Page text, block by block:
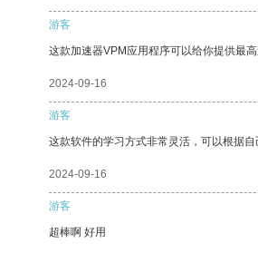
游客
这款加速器VPM应用程序可以给你提供最
2024-09-16
游客
这款软件的学习方式非常灵活，可以根据自
2024-09-16
游客
超棒啊 好用